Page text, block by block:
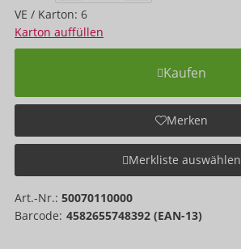
VE / Karton: 6
Karton auffüllen
Kaufen
Merken
Merkliste auswählen
Art.-Nr.: 50070110000
Barcode: 4582655748392 (EAN-13)